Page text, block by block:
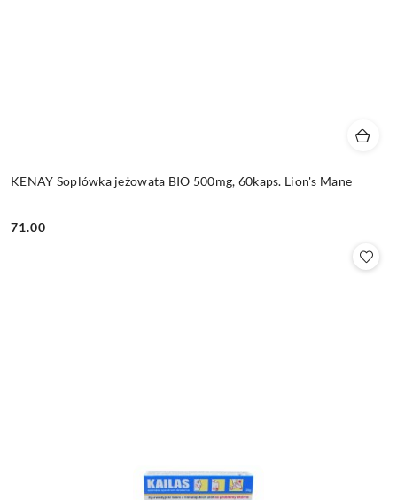
KENAY Soplówka jeżowata BIO 500mg, 60kaps. Lion's Mane
Cena:
71.00